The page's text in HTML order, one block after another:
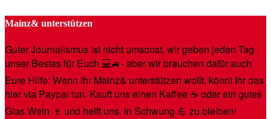
Mainz& unterstützen
Guter Journalismus ist nicht umsonst, wir geben jeden Tag
unser Bestes für Euch 💻🚙- aber wir brauchen dafür auch
Eure Hilfe: Wenn Ihr Mainz& unterstützen wollt, könnt Ihr das
hier via Paypal tun. Kauft uns einen Kaffee ☕️ oder ein gutes
Glas Wein 🍷 und helft uns, in Schwung 💪 zu bleiben!